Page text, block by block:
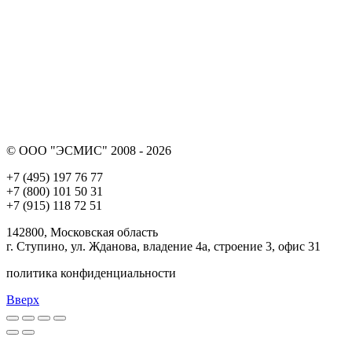
© ООО "ЭСМИС" 2008 - 2026
+7 (495) 197 76 77
+7 (800) 101 50 31
+7 (915) 118 72 51
142800, Московская область
г. Ступино, ул. Жданова, владение 4а, строение 3, офис 31
политика конфиденциальности
Вверх